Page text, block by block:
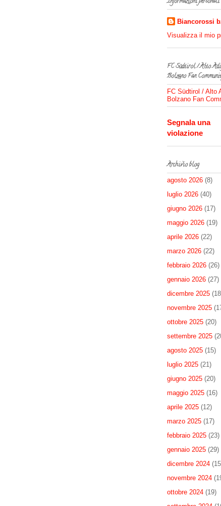
Biancorossi
Visualizza il mio
FC Südtirol / Alto
Bolzano Fan
FC Südtirol / Alto
Bolzano Fan
Segnala una
violazione
Archivio blog
agosto 2026 (8)
luglio 2026 (40)
giugno 2026 (17)
maggio 2026 (19)
aprile 2026 (22)
marzo 2026 (22)
febbraio 2026 (26)
gennaio 2026 (27)
dicembre 2025
novembre 2025
ottobre 2025 (20)
settembre 2025
agosto 2025 (15)
luglio 2025 (21)
giugno 2025 (20)
maggio 2025 (16)
aprile 2025 (12)
marzo 2025 (17)
febbraio 2025 (23)
gennaio 2025 (29)
dicembre 2024
novembre 2024
ottobre 2024 (19)